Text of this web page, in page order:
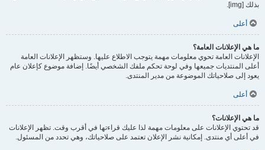
بذلك [img].
أعلى
ما هي الإعلانات العامة؟
الإعلانات العامة تحوي معلومات مهمة يتوجب الاطلاع عليها. وستظهر الإعلانات العامة
أعلى المنتديات جميعها وفي لوحة تحكم ملفك الشخصي أيضًا. إضافة موضوع كإعلان عام
يعود إلى صلاحياتك الموضوعة من مدير المنتدى.
أعلى
ما هي الإعلانات؟
قد تحتوي الإعلانات على معلومات مهمة لذا عليك قراءتها في أقرب وقت. تظهر الإعلانات
في أعلى أي منتدى. إمكانية نشر الإعلان تعتمد على صلاحياتك، وهي تحدد من المسئول.